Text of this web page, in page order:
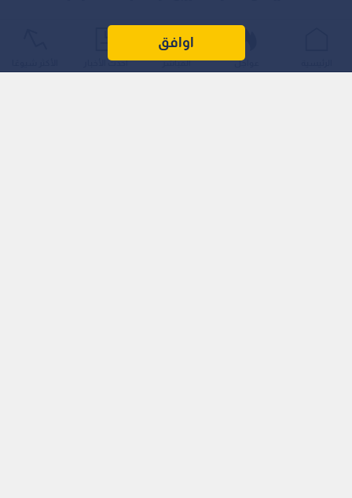
اوافق
عواجل المباشر أحدث الأخبار